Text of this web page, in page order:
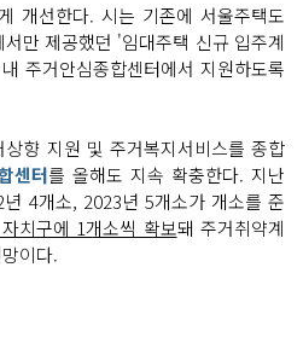
개선한다. 시는 기존에 서울주택도
만 제공했던 '임대주택 신규 입주계
주거안심종합센터에서 지원하도록
향 지원 및 주거복지서비스를 종합
센터를 올해도 지속 확충한다. 지난
4개소, 2023년 5개소가 개소를 준
치구에 1개소씩 확보돼 주거취약계
이다.